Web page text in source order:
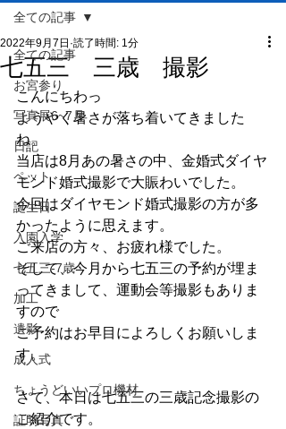
全ての記事
お宮参り
写真展6~7月
日記
ペット
誕生日
入園入学
七五三-7歳
加工
遺影
成人式
ちょうどいいプロ機材
証明写真
全ての記事
七五三 三歳 撮影
2022年9月7日 読了時間: 1分
こんにちわっ
ようやく暑さが落ち着いてきました
ね。
当店は8月あの暑さの中、金婚式ダイヤ
モンド婚式撮影で大賑わいでした。
今回はダイヤモンド婚式撮影の方が多
かったように思えます。
ご来店の方々、お疲れ様でした。
そして、今月から七五三の予約が埋ま
ってきまして、運動会等撮影もありま
すので
ご予約はお早目によろしくお願いしま
す。
さて、本日は七五三の三歳記念撮影の
ご紹介です。